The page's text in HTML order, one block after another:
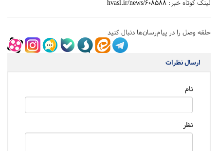
لینک کوتاه خبر: hvasl.ir/news/608588
حلقه وصل را در پیام‌رسان‌ها دنبال کنید
ارسال نظرات
نام
نظر